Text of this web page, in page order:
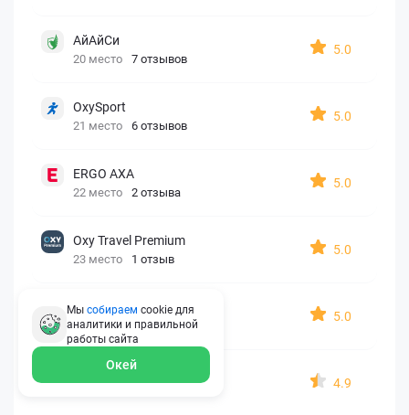
АйАйСи
20 место 7 отзывов
5.0
OxySport
21 место 6 отзывов
5.0
ERGO AXA
22 место 2 отзыва
5.0
Oxy Travel Premium
23 место 1 отзыв
5.0
УралСиб
24 место 1 отзыв
5.0
МАКС
4.9
Мы собираем cookie для
аналитики и правильной
работы сайта
Окей